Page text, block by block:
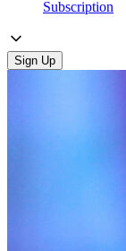
Subscription
Sign Up